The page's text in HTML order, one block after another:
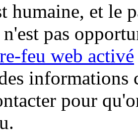
humaine, et le
pas
feu web activé
informations
pour